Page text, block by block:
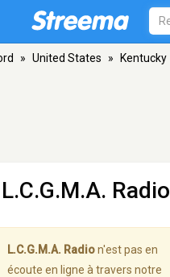
» United States » Kentucky
L.C.G.M.A. Radio
L.C.G.M.A. Radion'est pas en
écoute en ligne à travers notre